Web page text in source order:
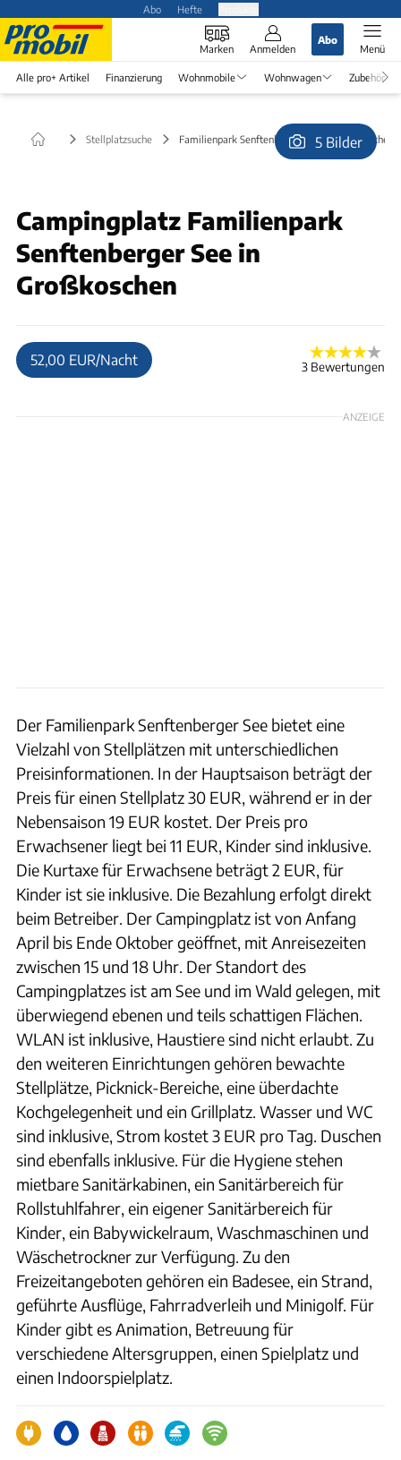
Abo Hefte
Marken Anmelden
Abo
Menü
Alle pro+ Artikel Finanzierung Wohnmobile Wohnwagen Zubehör
Stellplatzsuche Familienpark Senftenberger See in Großkoschen
5 Bilder
Campingplatz Familienpark
Senftenberger See in
Großkoschen
52,00 EUR/Nacht 3 Bewertungen
ANZEIGE
Der Familienpark Senftenberger See bietet eine
Vielzahl von Stellplätzen mit unterschiedlichen
Preisinformationen. In der Hauptsaison beträgt der
Preis für einen Stellplatz 30 EUR, während er in der
Nebensaison 19 EUR kostet. Der Preis pro
Erwachsener liegt bei 11 EUR, Kinder sind inklusive.
Die Kurtaxe für Erwachsene beträgt 2 EUR, für
Kinder ist sie inklusive. Die Bezahlung erfolgt direkt
beim Betreiber. Der Campingplatz ist von Anfang
April bis Ende Oktober geöffnet, mit Anreisezeiten
zwischen 15 und 18 Uhr. Der Standort des
Campingplatzes ist am See und im Wald gelegen, mit
überwiegend ebenen und teils schattigen Flächen.
WLAN ist inklusive, Haustiere sind nicht erlaubt. Zu
den weiteren Einrichtungen gehören bewachte
Stellplätze, Picknick-Bereiche, eine überdachte
Kochgelegenheit und ein Grillplatz. Wasser und WC
sind inklusive, Strom kostet 3 EUR pro Tag. Duschen
sind ebenfalls inklusive. Für die Hygiene stehen
mietbare Sanitärkabinen, ein Sanitärbereich für
Rollstuhlfahrer, ein eigener Sanitärbereich für
Kinder, ein Babywickelraum, Waschmaschinen und
Wäschetrockner zur Verfügung. Zu den
Freizeitangeboten gehören ein Badesee, ein Strand,
geführte Ausflüge, Fahrradverleih und Minigolf. Für
Kinder gibt es Animation, Betreuung für
verschiedene Altersgruppen, einen Spielplatz und
einen Indoorspielplatz.